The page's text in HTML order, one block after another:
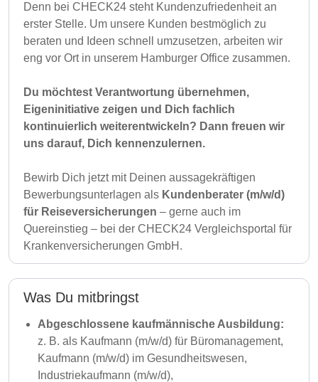
Denn bei CHECK24 steht Kundenzufriedenheit an
erster Stelle. Um unsere Kunden bestmöglich zu
beraten und Ideen schnell umzusetzen, arbeiten wir
eng vor Ort in unserem Hamburger Office zusammen.
Du möchtest Verantwortung übernehmen,
Eigeninitiative zeigen und Dich fachlich
kontinuierlich weiterentwickeln? Dann freuen wir
uns darauf, Dich kennenzulernen.
Bewirb Dich jetzt mit Deinen aussagekräftigen
Bewerbungsunterlagen als Kundenberater (m/w/d)
für Reiseversicherungen – gerne auch im
Quereinstieg – bei der CHECK24 Vergleichsportal für
Krankenversicherungen GmbH.
Was Du mitbringst
Abgeschlossene kaufmännische Ausbildung:
z. B. als Kaufmann (m/w/d) für Büromanagement,
Kaufmann (m/w/d) im Gesundheitswesen,
Industriekaufmann (m/w/d),